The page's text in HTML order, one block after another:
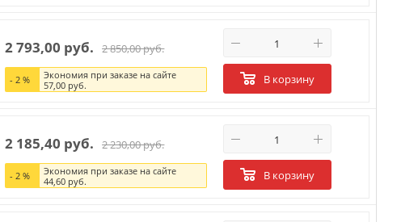
2 793,00 руб. 2 850,00 руб.
- 2%
Экономия при заказе на сайте
57,00 руб.
В корзину
2 185,40 руб. 2 230,00 руб.
- 2%
Экономия при заказе на сайте
44,60 руб.
В корзину